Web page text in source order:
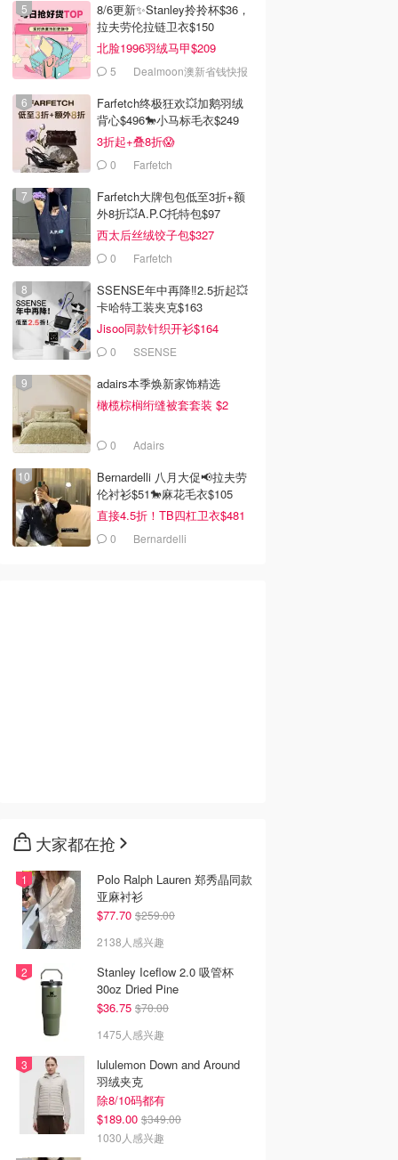
8/6更新✨Stanley拎拎杯$36，
拉夫劳伦拉链卫衣$150
北脸1996羽绒马甲$209
5 Dealmoon澳新省钱快报
Farfetch终极狂欢💥加鹅羽绒
背心$496🐎小马标毛衣$249
3折起+叠8折😱
0 Farfetch
Farfetch大牌包包低至3折+额
外8折💥A.P.C托特包$97
西太后丝绒饺子包$327
0 Farfetch
SSENSE年中再降‼️2.5折起💥
卡哈特工装夹克$163
Jisoo同款针织开衫$164
0 SSENSE
adairs本季焕新家饰精选
橄榄棕榈绗缝被套套装 $2
0 Adairs
Bernardelli 八月大促📢拉夫劳
伦衬衫$51🐎麻花毛衣$105
直接4.5折！TB四杠卫衣$481
0 Bernardelli
大家都在抢
Polo Ralph Lauren 郑秀晶同款
亚麻衬衫
$77.70 $259.00
2138人感兴趣
Stanley Iceflow 2.0 吸管杯
30oz Dried Pine
$36.75 $70.00
1475人感兴趣
lululemon Down and Around
羽绒夹克
除8/10码都有
$189.00 $349.00
1030人感兴趣